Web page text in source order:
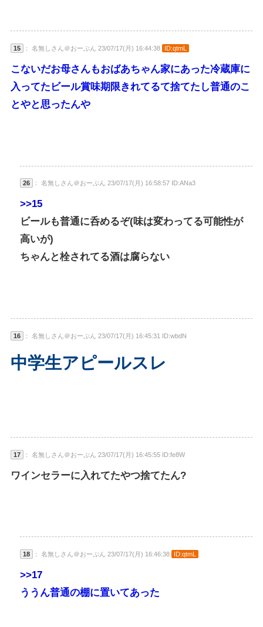
15 ： 名無しさん＠おーぷん 23/07/17(月) 16:44:38 ID:qtmL
こないだお母さんもおばあちゃん家にあった冷蔵庫に
入ってたビール賞味期限きれてるて捨てたし普通のこ
とやと思ったんや
26 ： 名無しさん＠おーぷん 23/07/17(月) 16:58:57 ID:ANa3
>>15
ビールも普通に呑めるぞ(味は変わってる可能性が
高いが)
ちゃんと栓されてる酒は腐らない
16 ： 名無しさん＠おーぷん 23/07/17(月) 16:45:31 ID:wbdN
中学生アピールスレ
17 ： 名無しさん＠おーぷん 23/07/17(月) 16:45:55 ID:fe8W
ワインセラーに入れてたやつ捨てたん?
18 ： 名無しさん＠おーぷん 23/07/17(月) 16:46:38 ID:qtmL
>>17
ううん普通の棚に置いてあった